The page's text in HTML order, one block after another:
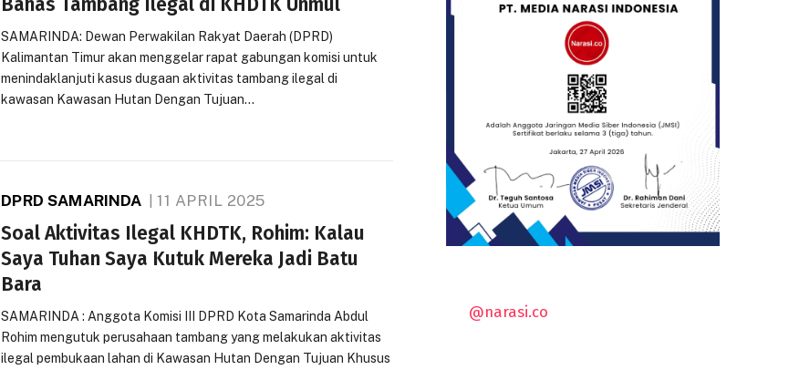
SAMARINDA: Dewan Perwakilan Rakyat Daerah (DPRD)
Kalimantan Timur akan menggelar rapat gabungan komisi untuk
menindaklanjuti kasus dugaan aktivitas tambang ilegal di
kawasan Kawasan Hutan Dengan Tujuan…
DPRD SAMARINDA 11 APRIL 2025
Soal Aktivitas Ilegal KHDTK, Rohim: Kalau
Saya Tuhan Saya Kutuk Mereka Jadi Batu
Bara
SAMARINDA : Anggota Komisi III DPRD Kota Samarinda Abdul
Rohim mengutuk perusahaan tambang yang melakukan aktivitas
ilegal pembukaan lahan di Kawasan Hutan Dengan Tujuan Khusus
@narasi.co